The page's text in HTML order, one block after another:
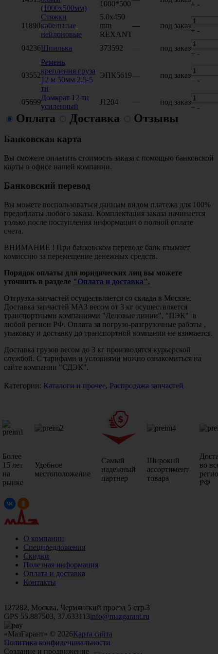
(1000х500мм)
1000*500 + -
11890
Стяжки
кабельные
нейлоновые
5.0х450
mm
REXANT
— под заказ
+ -
04236Шпилька 373592 — под заказ
+ -
03552
Ремень
крепления груза
12 м 50мм 2,5-5
тн
ЭПК5619— под заказ
+ -
05699
Домкрат 12 тн
усиленный
J1204 — под заказ
+ -
Оплата Доставка Отзывы
Банковская карта
Вы сможете оплатить стоимость заказа с помощью банковской
карты в офисе нашей компании.
Банковский перевод
Вы можете воспользоваться данным видом платежа для 100%
предоплаты любого заказа. Комплектация заказа начинается
только после поступления информации о полной оплате
счета.
ВНИМАНИЕ ! При банковском переводе банк взымает
комиссию за перемещение денежных средств.
Порядок оплаты для юридических лиц вы можете
уточнить в разделе "Оплата и доставка".
Отгрузка запчастей осуществляется со склада в Москве.
Доставка запчастей МАЗ весом от 3 кг осуществляется
транспортными компаниями "Деловые линии", "ПЭК" в
любой регион РФ. Оплата за погрузо-разгрузочные работы ,
упаковку и доставку до транспортной компании не взимается.
Доставка грузов весом до 3 кг производятся курьерской
службой. С тарифами и условиями можно ознакомиться на
сайте компании "СДЭК".
Категории: Каталоги и прочее, Распродажа запчастей
Более
15 лет
на
рынке
Удобное
местоположение
Самый
надежный
партнер
Широкий
ассортимент
товара
во
РФ
О компании
Спецпредложения
Скидки
Полезная информация
Оплата и доставка
Контакты
127282, Москва, Чермянский проезд 5 стр.3
GPS 55.887503, 37.633113info@mazgarant.ru
«МазГарант» © 2026Карта сайта
Политика конфиденциальности
Создание и продвижение